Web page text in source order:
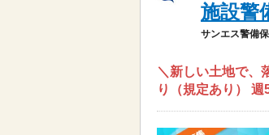
施設警
サンエス警備
＼新しい土地で、
り（規定あり）